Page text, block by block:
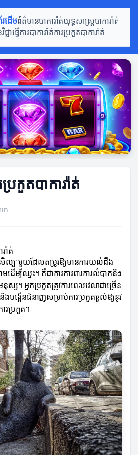
ដើមព័ត៌មានបាការ៉ាត់យុទ្ធសាស្ត្របាការ៉ាត់
ជ្ជាធ្វើការបាការ៉ាត់ការប្រកួតបាការ៉ាត់
រកួតបាការ៉ាត់
ាត់
សិល្បៈមួយដែលតម្រូវឱ្យមានការយល់ដឹង
ដើម្បីឈ្នះ។ គឺជាការការពារការលំបាកនិង
ស្ស។ អ្នកប្រកួតត្រូវការពេលវេលាជាច្រើន
និងបង្កើនជំនាញសម្រាប់ការប្រកួតផ្តល់ឱ្យនូវ
រប្រកួត។